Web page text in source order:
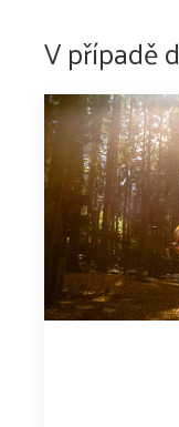
V případě